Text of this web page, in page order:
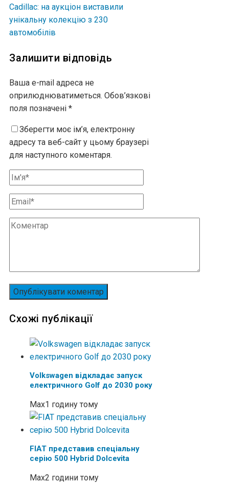
Cadillac: на аукціон виставили
унікальну колекцію з 230
автомобілів
Залишити відповідь
Ваша e-mail адреса не
оприлюднюватиметься. Обов’язкові
поля позначені *
Зберегти моє ім’я, електронну
адресу та веб-сайт у цьому браузері
для наступного коментаря.
Схожі публікації
Volkswagen відкладає запуск
електричного Golf до 2030 року
Max1 годину тому
FIAT представив спеціальну
серію 500 Hybrid Dolcevita
Max2 години тому